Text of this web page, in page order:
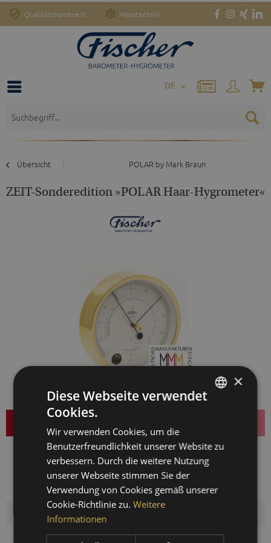
Qualitätshandwerk Messtechnik
DE
Übersicht POLAR by Mark Braun
ZEIT-Sonderedition »POLAR Haar-Hygrometer«
329,00 € *
inkl. MwSt. zzgl. Versandkosten
Lieferzeit ca. 4 Wochen
×
Diese Webseite verwendet
Cookies.
Wir verwenden Cookies, um die
Benutzerfreundlichkeit unserer Website zu
verbessern. Durch die weitere Nutzung
unserer Webseite stimmen Sie der
Verwendung von Cookies gemäß unserer
Cookie-Richtlinie zu. Weitere
Informationen